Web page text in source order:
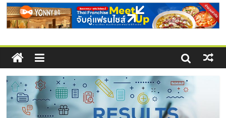
รวม
ข้อมูล
ธุรกิจ
SME